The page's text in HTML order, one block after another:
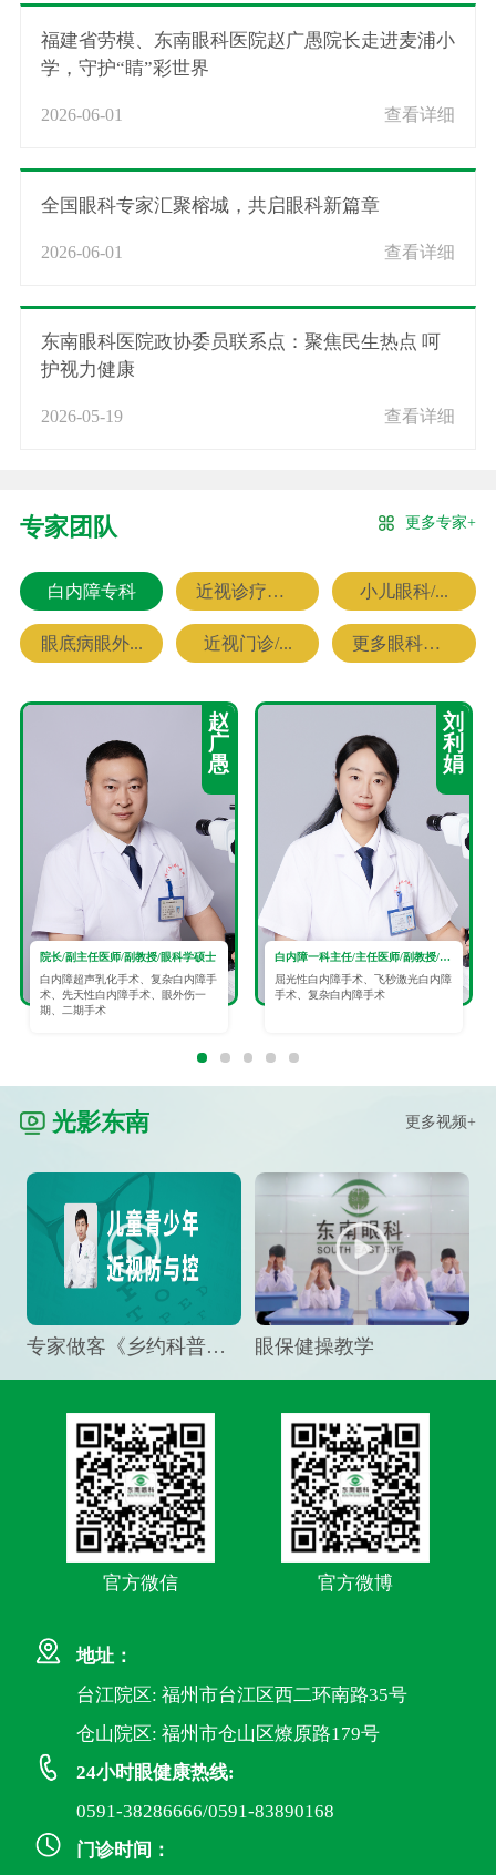
福建省劳模、东南眼科医院赵广愚院长走进麦浦小
学，守护“睛”彩世界
2026-06-01 查看详细
全国眼科专家汇聚榕城，共启眼科新篇章
2026-06-01 查看详细
东南眼科医院政协委员联系点：聚焦民生热点 呵
护视力健康
2026-05-19 查看详细
专家团队 更多专家+
白内障专科 近视诊疗专科 小儿眼科/...
眼底病眼外... 近视门诊/... 更多眼科专家
赵
广
愚
院长/副主任医师/副教授/眼科学硕士
白内障超声乳化手术、复杂白内障手
术、先天性白内障手术、眼外伤一
期、二期手术
刘
利
娟
白内障一科主任/主任医师/副教授/眼科学硕士
屈光性白内障手术、飞秒激光白内障
手术、复杂白内障手术
光影东南 更多视频+
专家做客《乡约科普》栏目，预防孩子近视竟然这么“简单” 眼保健操教学
官方微信 官方微博
地址：
台江院区: 福州市台江区西二环南路35号
仓山院区: 福州市仓山区燎原路179号
24小时眼健康热线:
0591-38286666/0591-83890168
门诊时间：